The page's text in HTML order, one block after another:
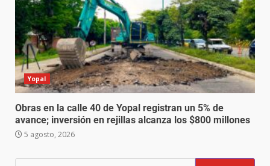
Yopal
Obras en la calle 40 de Yopal registran un 5% de
avance; inversión en rejillas alcanza los $800 millones
5 agosto, 2026